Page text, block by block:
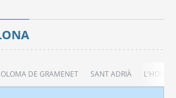
DE GRAMENET SANT ADRIÀ